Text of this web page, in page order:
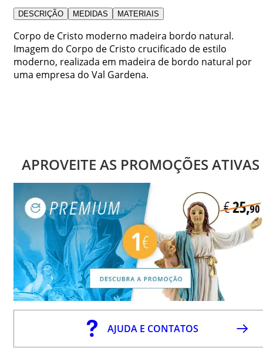
DESCRIÇÃO MEDIDAS MATERIAIS
Corpo de Cristo moderno madeira bordo natural.
Imagem do Corpo de Cristo crucificado de estilo
moderno, realizada em madeira de bordo natural por
uma empresa do Val Gardena.
APROVEITE AS PROMOÇÕES ATIVAS
AJUDA E CONTATOS